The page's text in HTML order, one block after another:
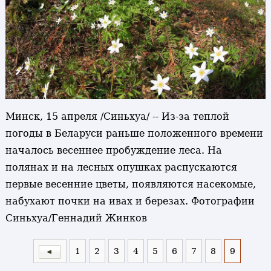
Минск, 15 апреля /Синьхуа/ -- Из-за теплой
погоды в Беларуси раньше положенного времени
началось весеннее пробуждение леса. На
полянах и на лесных опушках распускаются
первые весенние цветы, появляются насекомые,
набухают почки на ивах и березах. Фотографии
Синьхуа/Геннадий Жинков
1 2 3 4 5 6 7 8 9